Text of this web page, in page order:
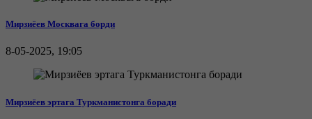
Мирзиёев Москвага борди
8-05-2025, 19:05
Мирзиёев эртага Туркманистонга боради